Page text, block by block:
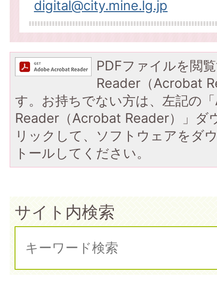
digital@city.mine.lg.jp
PDFファイルを閲
Reader（Acrobat
す。お持ちでない方は、左記の
Reader（Acrobat Reader）」ダ
リックして、ソフトウェアをダ
トールしてください。
サイト内検索